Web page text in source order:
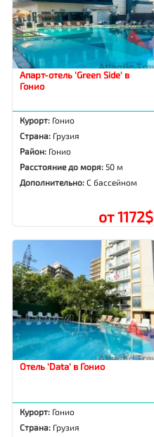
Апарт-отель 'Green Side' в
Гонио
Курорт: Гонио
Страна: Грузия
Район: Гонио
Расстояние до моря: 50 м
Дополнительно:С бассейном
от 1172$
Отель 'Data' в Гонио
Курорт: Гонио
Страна: Грузия